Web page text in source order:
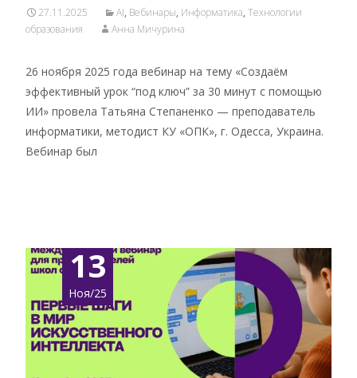
27.11.2025 AI, Вебинары, Информатика, Технологии
образования
Анна Мичурина
26 ноября 2025 года вебинар на тему «Создаём
эффективный урок “под ключ” за 30 минут с помощью
ИИ» провела Татьяна Степаненко — преподаватель
информатики, методист КУ «ОПК», г. Одесса, Украина.
Вебинар был
13
Ноя/25